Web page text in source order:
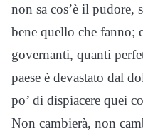
non sa cos’è il pudore,
bene quello che fanno;
governanti, quanti
paese è devastato dal
po’ di dispiacere quei
Non cambierà, non